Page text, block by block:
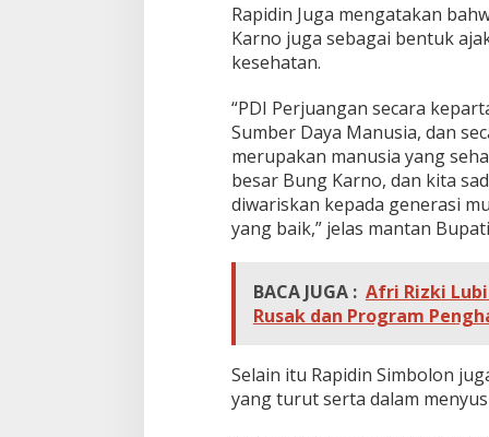
Rapidin Juga mengatakan
Karno juga sebagai bentuk
kesehatan.
“PDI Perjuangan secara
Sumber Daya Manusia, dan
merupakan manusia yang
besar Bung Karno, dan kita
diwariskan kepada generasi
yang baik,” jelas mantan
BACA JUGA : Afri Rizki
Rusak dan Program
Selain itu Rapidin Simbolon
yang turut serta dalam